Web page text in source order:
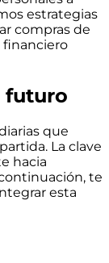
estrategias
compras de
futuro
que
La clave
hacia
te
esta